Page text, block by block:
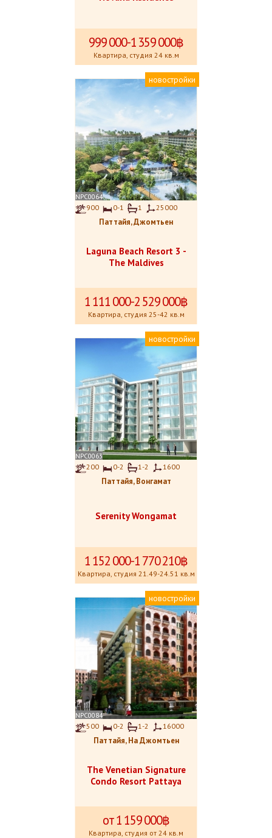
999.000-1359000฿
Квартира, студия 24 кв.м
NPC0064
900
0-1 1 25000
Паттайя, Джомтьен
Laguna Beach Resort 3 -
The Maldives
1111000-2529.000฿
Квартира, студия 25-42 кв.м
новостройки
NPC0063
200
0-2 1-2 1600
Паттайя, Вонгамат
Serenity Wongamat
1152000-1770.210฿
Квартира, студия 21.49-24.51 кв.м
новостройки
NPC0084
500
0-2 1-2 16000
Паттайя, На Джомтьен
The Venetian Signature
Condo Resort Pattaya
от 1159000฿
Квартира, студия от 24 кв.м
новостройки